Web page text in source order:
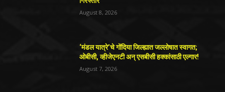
August 8, 2026
‘मंडल यात्रे’चे गोंदिया जिल्ह्यात जल्लोषात स्वागत;
ओबीसी, व्हीजेएनटी अन् एसबीसी हक्कांसाठी एल्गार!
August 7, 2026